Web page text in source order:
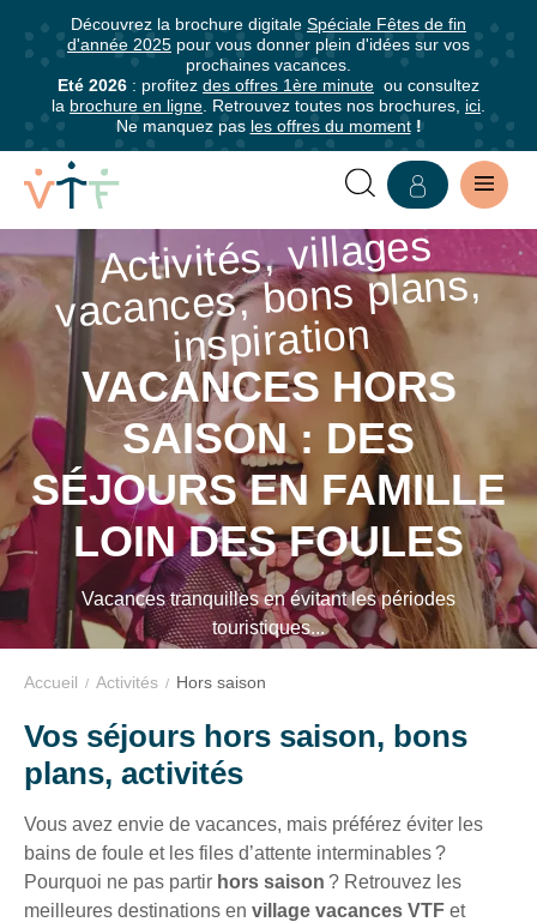
Découvrez la brochure digitale Spéciale Fêtes de fin
d'année 2025 pour vous donner plein d'idées sur vos
prochaines vacances.
Eté 2026 : profitez des offres 1ère minute ou consultez
la brochure en ligne . Retrouvez toutes nos brochures, ici
Ne manquez pas les offres du moment!
VACANCES
HORS
SAISON
DES
SÉJOURS
EN
FAMILLE
LOIN
DES
FOULES
Activités, villages
vacances, bons plans,
inspiration
VACANCES HORS
SAISON : DES
SÉJOURS EN FAMILLE
LOIN DES FOULES
Vacances tranquilles en évitant les périodes
touristiques...
Accueil Activités Hors saison
Vos séjours hors saison, bons
plans, activités
Vous avez envie de vacances, mais préférez éviter les
bains de foule et les files d’attente interminables ?
Pourquoi ne pas partir hors saison ? Retrouvez les
meilleures destinations en village vacances VTF et
Abonnez-
vous
à
notre
newsletter
Abonnez-
vous
pour
informé·e
de
tous
les
avantages
VTF,
des
offres
exclusives
et
bons
plans
pour
vos
vacances
!